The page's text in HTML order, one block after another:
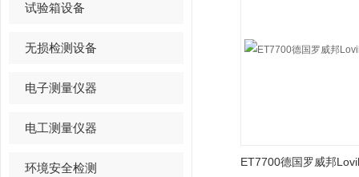
试验箱设备
无损检测设备
电子测量仪器
电工测量仪器
环境安全检测